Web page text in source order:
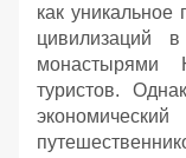
как уникальное
цивилизаций
туристов.